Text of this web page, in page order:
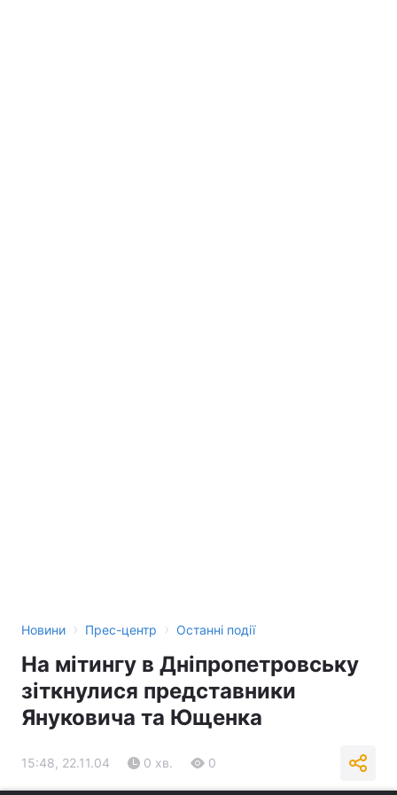
Новини › Прес-центр › Останні події
На мітингу в Дніпропетровську
зіткнулися представники
Януковича та Ющенка
15:48, 22.11.04 0 хв. 0